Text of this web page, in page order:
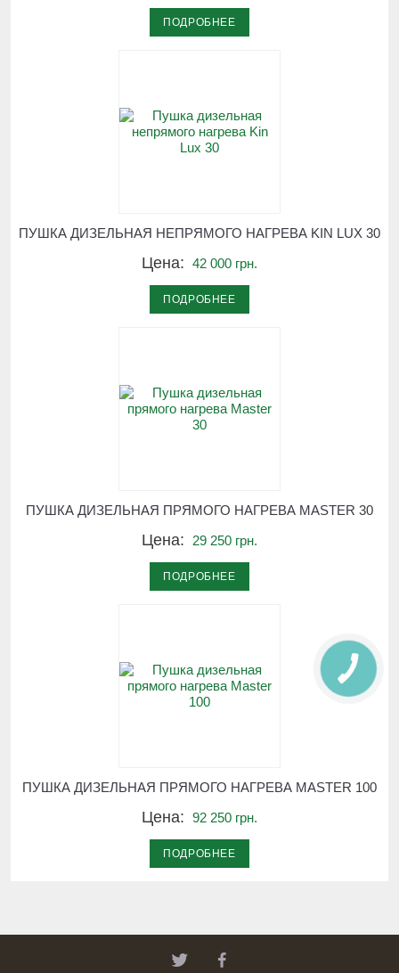
ПОДРОБНЕЕ
ПУШКА ДИЗЕЛЬНАЯ НЕПРЯМОГО НАГРЕВА KIN LUX 30
Цена: 42 000 грн.
ПОДРОБНЕЕ
ПУШКА ДИЗЕЛЬНАЯ ПРЯМОГО НАГРЕВА MASTER 30
Цена: 29 250 грн.
ПОДРОБНЕЕ
ПУШКА ДИЗЕЛЬНАЯ ПРЯМОГО НАГРЕВА MASTER 100
Цена: 92 250 грн.
ПОДРОБНЕЕ